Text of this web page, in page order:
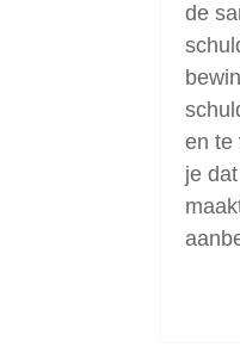
de
en te
je